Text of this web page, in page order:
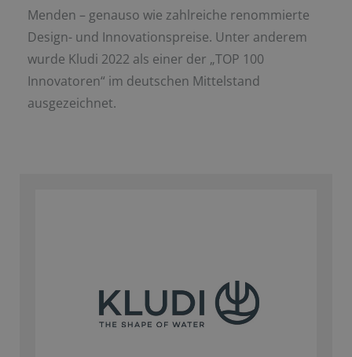
Menden – genauso wie zahlreiche renommierte
Design- und Innovationspreise. Unter anderem
wurde Kludi 2022 als einer der „TOP 100
Innovatoren“ im deutschen Mittelstand
ausgezeichnet.